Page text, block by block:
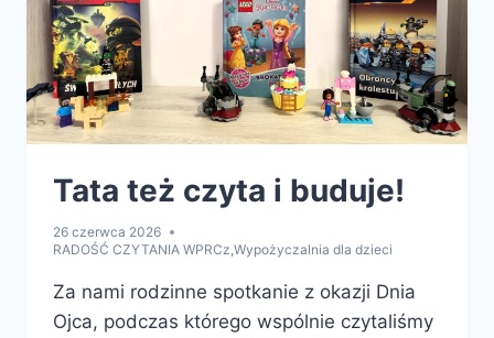
RAZEM!
Tata też czyta i buduje!
26 czerwca 2026
RADOŚĆ CZYTANIA WPRCz Wypożyczalnia dla dzieci
Za nami rodzinne spotkanie z okazji Dnia
Ojca, podczas którego wspólnie czytaliśmy